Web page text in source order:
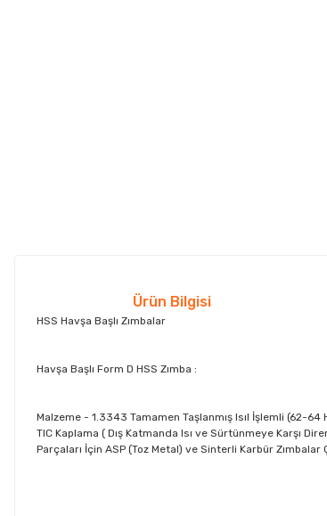
Ürün Bilgisi
HSS Havşa Başlı Zımbalar
Havşa Başlı Form D HSS Zımba :
Malzeme - 1.3343 Tamamen Taşlanmış Isıl İşlemli (62-
TIC Kaplama ( Dış Katmanda Isı ve Sürtünmeye Karşı
Parçaları İçin ASP (Toz Metal) ve Sinterli Karbür